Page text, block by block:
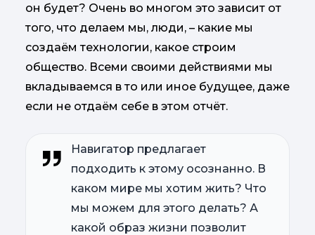
он будет? Очень во многом это зависит от
того, что делаем мы, люди, – какие мы
создаём технологии, какое строим
общество. Всеми своими действиями мы
вкладываемся в то или иное будущее, даже
если не отдаём себе в этом отчёт.
Навигатор предлагает
подходить к этому осознанно. В
каком мире мы хотим жить? Что
мы можем для этого делать? А
какой образ жизни позволит